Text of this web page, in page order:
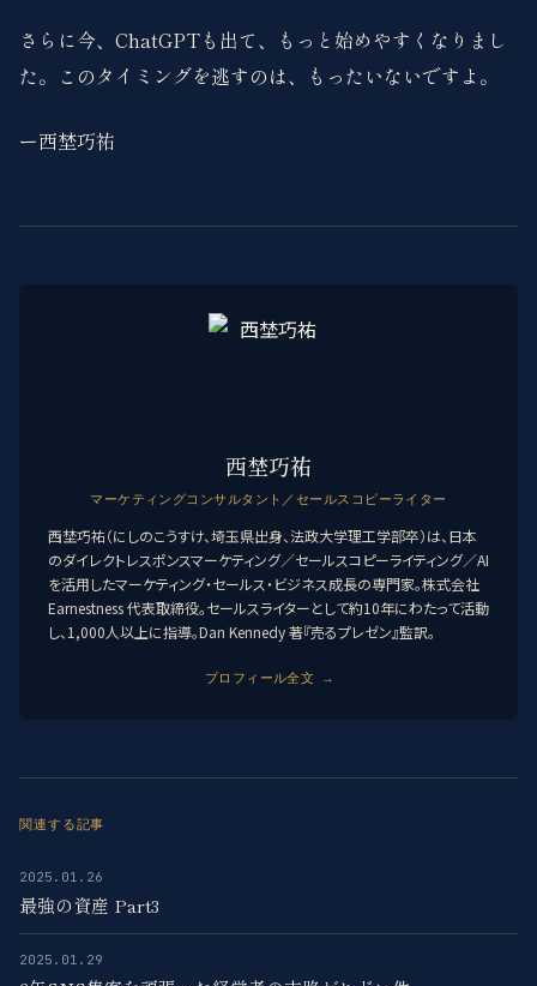
さらに今、ChatGPTも出て、もっと始めやすくなりまし
た。このタイミングを逃すのは、もったいないですよ。
ー西埜巧祐
西埜巧祐
マーケティングコンサルタント／セールスコピーライター
西埜巧祐（にしのこうすけ、埼玉県出身、法政大学理工学部卒）は、日本
のダイレクトレスポンスマーケティング／セールスコピーライティング／AI
を活用したマーケティング・セールス・ビジネス成長の専門家。株式会社
Earnestness 代表取締役。セールスライターとして約10年にわたって活動
し、1,000人以上に指導。Dan Kennedy 著『売るプレゼン』監訳。
プロフィール全文 →
関連する記事
2025.01.26
最強の資産 Part3
2025.01.29